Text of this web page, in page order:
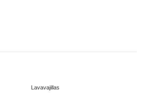
Lavavajillas